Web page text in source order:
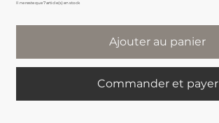
Il ne reste que 7 article(s) en stock
Ajouter au panier
Commander et payer